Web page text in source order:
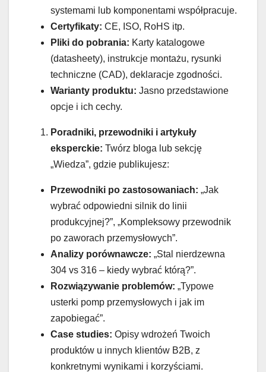
systemami lub komponentami współpracuje.
Certyfikaty: CE, ISO, RoHS itp.
Pliki do pobrania: Karty katalogowe
(datasheety), instrukcje montażu, rysunki
techniczne (CAD), deklaracje zgodności.
Warianty produktu: Jasno przedstawione
opcje i ich cechy.
Poradniki, przewodniki i artykuły
eksperckie: Twórz bloga lub sekcję
„Wiedza”, gdzie publikujesz:
Przewodniki po zastosowaniach: „Jak
wybrać odpowiedni silnik do linii
produkcyjnej?”, „Kompleksowy przewodnik
po zaworach przemysłowych”.
Analizy porównawcze: „Stal nierdzewna
304 vs 316 – kiedy wybrać którą?”.
Rozwiązywanie problemów: „Typowe
usterki pomp przemysłowych i jak im
zapobiegać”.
Case studies: Opisy wdrożeń Twoich
produktów u innych klientów B2B, z
konkretnymi wynikami i korzyściami.